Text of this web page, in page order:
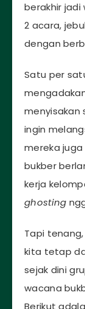
berakhir jadi
2 acara,
dengan
Satu per
menyisakan
ingin
mereka
bukber
kerja
ghosting
Tapi
kita tetap
sejak dini
wacana
Berikut